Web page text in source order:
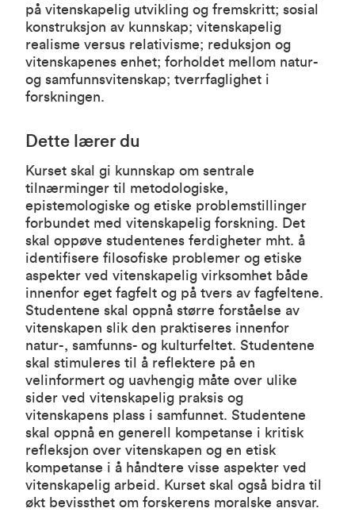
på vitenskapelig utvikling og fremskritt; sosial
konstruksjon av kunnskap; vitenskapelig
realisme versus relativisme; reduksjon og
vitenskapenes enhet; forholdet mellom natur-
og samfunnsvitenskap; tverrfaglighet i
forskningen.
Dette lærer du
Kurset skal gi kunnskap om sentrale
tilnærminger til metodologiske,
epistemologiske og etiske problemstillinger
forbundet med vitenskapelig forskning. Det
skal oppøve studentenes ferdigheter mht. å
identifisere filosofiske problemer og etiske
aspekter ved vitenskapelig virksomhet både
innenfor eget fagfelt og på tvers av fagfeltene.
Studentene skal oppnå større forståelse av
vitenskapen slik den praktiseres innenfor
natur-, samfunns- og kulturfeltet. Studentene
skal stimuleres til å reflektere på en
velinformert og uavhengig måte over ulike
sider ved vitenskapelig praksis og
vitenskapens plass i samfunnet. Studentene
skal oppnå en generell kompetanse i kritisk
refleksjon over vitenskapen og en etisk
kompetanse i å håndtere visse aspekter ved
vitenskapelig arbeid. Kurset skal også bidra til
økt bevissthet om forskerens moralske ansvar.